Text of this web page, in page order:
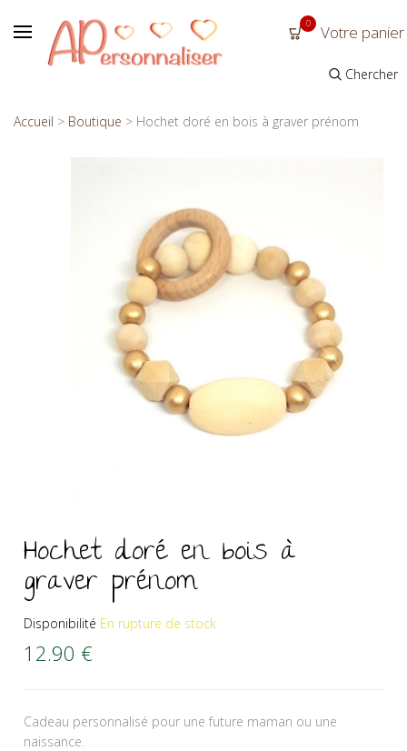
0 Votre panier
Chercher
Accueil > Boutique > Hochet doré en bois à graver prénom
Hochet doré en bois à
graver prénom
Disponibilité En rupture de stock
12.90 €
Cadeau personnalisé pour une future maman ou une
naissance.